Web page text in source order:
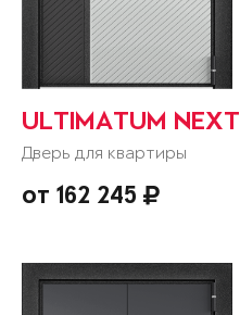
ULTIMATUM NEXT
Дверь для квартиры
от 162 245